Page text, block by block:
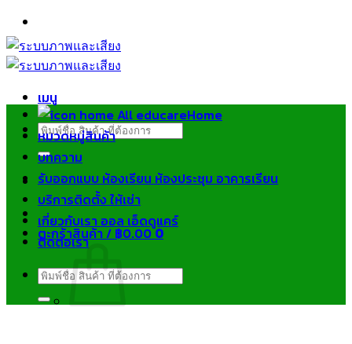
ข้าม
ไป
ยัง
เมนู
ค้นหา:
ตะกร้าสินค้า /฿0.000
Home
หมวดหมู่สินค้า
บทความ
รับออกแบบ ห้องเรียน ห้องประชุม อาคารเรียน
บริการติดตั้ง ให้เช่า
เกี่ยวกับเรา ออล เอ็ดดูแคร์
ติดต่อเรา
ค้นหา: